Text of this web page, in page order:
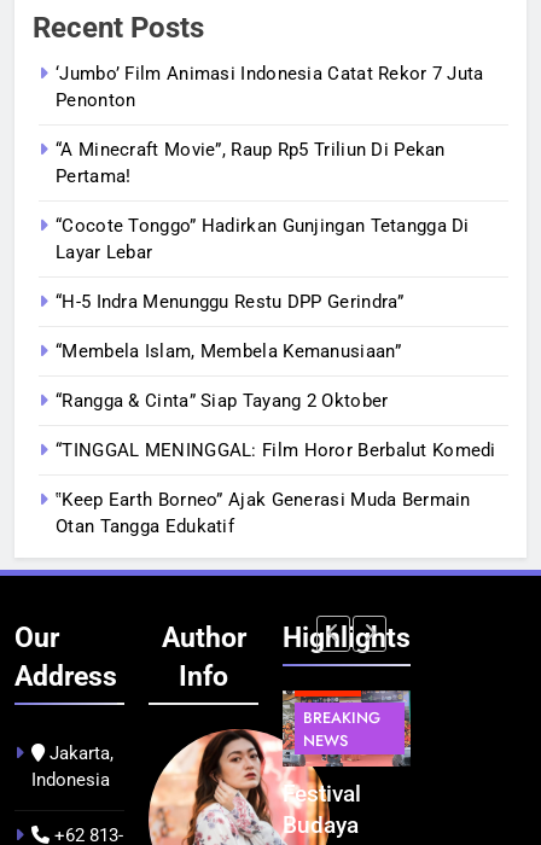
Recent Posts
‘Jumbo’ Film Animasi Indonesia Catat Rekor 7 Juta
Penonton
“A Minecraft Movie”, Raup Rp5 Triliun Di Pekan
Pertama!
“Cocote Tonggo” Hadirkan Gunjingan Tetangga Di
Layar Lebar
“H-5 Indra Menunggu Restu DPP Gerindra”
“Membela Islam, Membela Kemanusiaan”
“Rangga & Cinta” Siap Tayang 2 Oktober
“TINGGAL MENINGGAL: Film Horor Berbalut Komedi
‟Keep Earth Borneo” Ajak Generasi Muda Bermain
Otan Tangga Edukatif
Our
Address
Jakarta,
Indonesia
+62 813-
Author
Info
Highlights
BERITA
NEWS
Kualitas
Pramuwisata
TEKNOLOGI
Indonesia
Resmi
BREAKING
NEWS
Festival
Budaya